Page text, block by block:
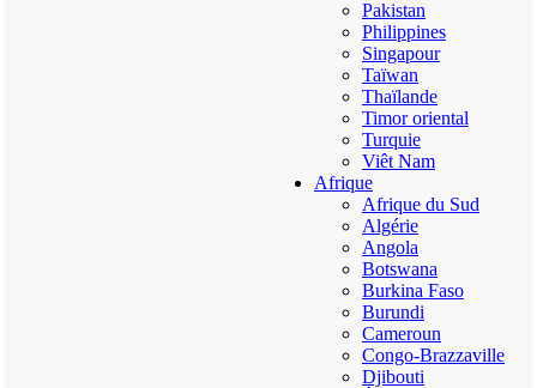
Pakistan
Philippines
Singapour
Taïwan
Thaïlande
Timor oriental
Turquie
Viêt Nam
Afrique
Afrique du Sud
Algérie
Angola
Botswana
Burkina Faso
Burundi
Cameroun
Congo-Brazzaville
Djibouti